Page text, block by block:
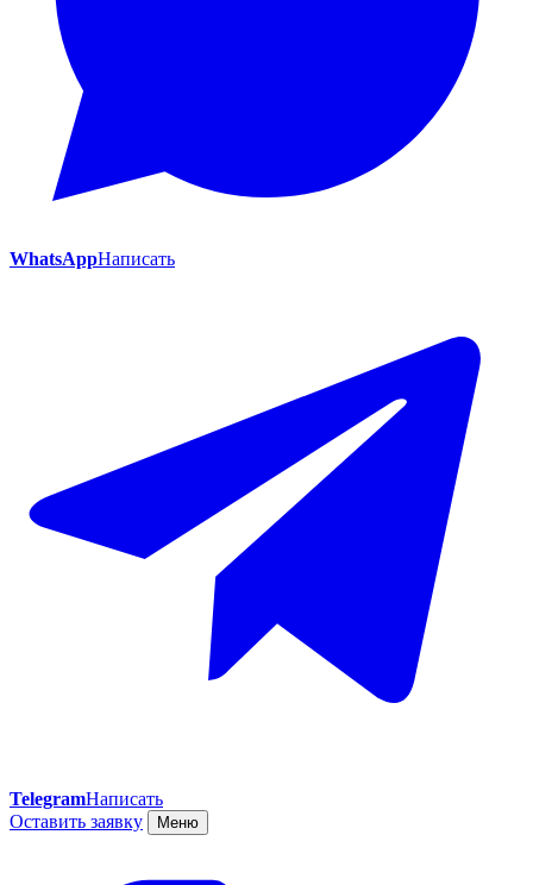
WhatsAppНаписать
TelegramНаписать
Оставить заявку
Меню